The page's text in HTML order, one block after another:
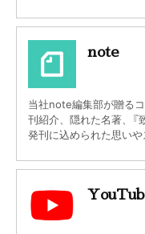
note
当社note編集部が贈る
刊紹介、隠れた名著、『
発刊に込められた思い